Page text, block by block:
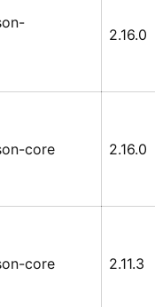
2.16.0
core 2.16.0
core 2.11.3